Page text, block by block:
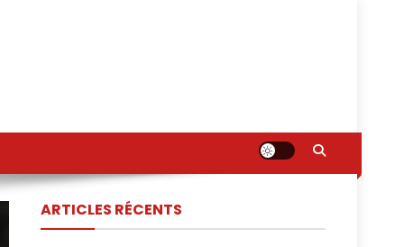
ARTICLES RÉCENTS